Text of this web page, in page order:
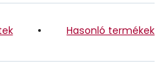
Hasonló termékek